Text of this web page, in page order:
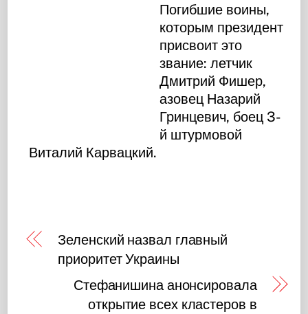
Погибшие воины,
которым президент
присвоит это
звание: летчик
Дмитрий Фишер,
азовец Назарий
Гринцевич, боец 3-
й штурмовой
Виталий Карвацкий.
Зеленский назвал главный
приоритет Украины
Стефанишина анонсировала
открытие всех кластеров в